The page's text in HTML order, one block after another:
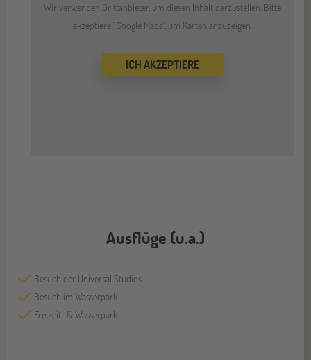
Wir verwenden Drittanbieter, um diesen Inhalt darzustellen. Bitte
akzeptiere "Google Maps", um Karten anzuzeigen.
ICH AKZEPTIERE
Ausflüge (u.a.)
Besuch der Universal Studios
Besuch im Wasserpark
Freizeit- & Wasserpark